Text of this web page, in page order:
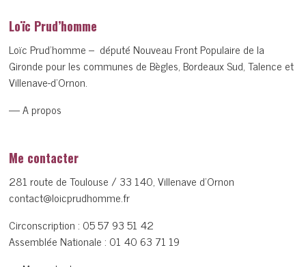
Loïc Prud’homme
Loïc Prud’homme – député Nouveau Front Populaire de la
Gironde pour les communes de Bègles, Bordeaux Sud, Talence et
Villenave-d’Ornon.
— A propos
Me contacter
281 route de Toulouse / 33 140, Villenave d’Ornon
contact@loicprudhomme.fr
Circonscription : 05 57 93 51 42
Assemblée Nationale : 01 40 63 71 19